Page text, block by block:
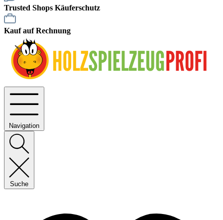
Trusted Shops Käuferschutz
Kauf auf Rechnung
Navigation
Suche